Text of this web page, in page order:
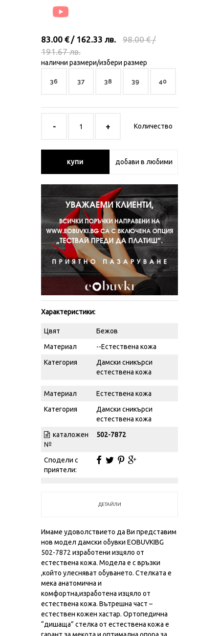
83.00 € / 162.33 лв.
98.00 € /
191.67 лв.
налични размери/избери размер
36 37 38 39 40
Количество
купи добави в любими
Характеристики:
Цвят
Бежов
Материал
--Естествена кожа
Категория
Дамски сникърси
естествена кожа
Материал
Естествена кожа
Категория
Дамски сникърси
естествена кожа
каталожен
№
502-7872
Сподели с
приятели:
ДЕТАЙЛИ
Имаме удоволствието да Ви представим
нов модел дамски обувки EOBUVKIBG
502-7872 изработени изцяло от
естествена кожа. Модела е с връзки
,който улесняват обуването. Стелката е
мека анатомична и
комфортна,изработена изцяло от
естествена кожа. Вътрешна част –
естествен кожен хастар. Ортопедична
“дишаща” стелка от естествена кожа е
гарант за мекота и оптимална опора за